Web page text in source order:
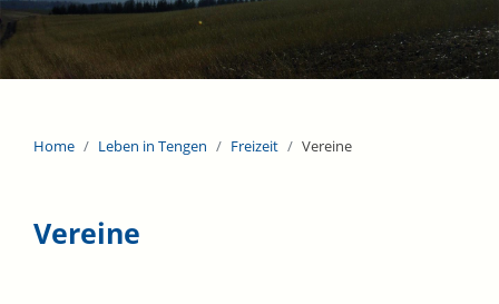
Home Leben in Tengen Freizeit Vereine
Vereine